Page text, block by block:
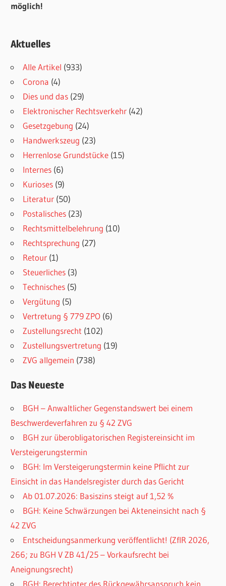
möglich!
Aktuelles
Alle Artikel (933)
Corona (4)
Dies und das (29)
Elektronischer Rechtsverkehr (42)
Gesetzgebung (24)
Handwerkszeug (23)
Herrenlose Grundstücke (15)
Internes (6)
Kurioses (9)
Literatur (50)
Postalisches (23)
Rechtsmittelbelehrung (10)
Rechtsprechung (27)
Retour (1)
Steuerliches (3)
Technisches (5)
Vergütung (5)
Vertretung § 779 ZPO (6)
Zustellungsrecht (102)
Zustellungsvertretung (19)
ZVG allgemein (738)
Das Neueste
BGH – Anwaltlicher Gegenstandswert bei einem
Beschwerdeverfahren zu § 42 ZVG
BGH zur überobligatorischen Registereinsicht im
Versteigerungstermin
BGH: Im Versteigerungstermin keine Pflicht zur
Einsicht in das Handelsregister durch das Gericht
Ab 01.07.2026: Basiszins steigt auf 1,52 %
BGH: Keine Schwärzungen bei Akteneinsicht nach §
42 ZVG
Entscheidungsanmerkung veröffentlicht! (ZfIR 2026,
266; zu BGH V ZB 41/25 – Vorkaufsrecht bei
Aneignungsrecht)